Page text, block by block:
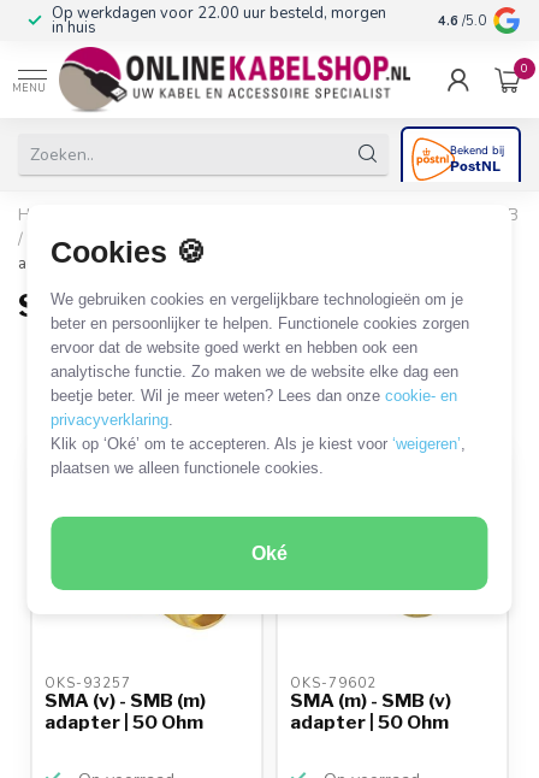
Cookies 🍪
We gebruiken cookies en vergelijkbare technologieën om je
beter en persoonlijker te helpen. Functionele cookies zorgen
ervoor dat de website goed werkt en hebben ook een
analytische functie. Zo maken we de website elke dag een
beetje beter. Wil je meer weten? Lees dan onzecookie- en
privacyverklaring.
Klik op ‘Oké’ om te accepteren. Als je kiest voor‘weigeren’,
plaatsen we alleen functionele cookies.
Oké
Op werkdagen voor 22.00 uur besteld, morgen
in huis 10+jaar
4.6 /5.0
MENU
0
Home
SMB
/ SSMB / SMC coaxkabels en adapters
adapters
SMB - SMA kabels en adapters
7 PRODUCTEN
Filters SORTEER OP
OKS-93257
SMA (v) - SMB (m)
adapter | 50 Ohm
OKS-79602
SMA (m) - SMB (v)
adapter | 50 Ohm